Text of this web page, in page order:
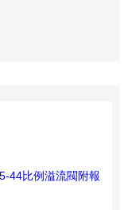
的特點是,控制油